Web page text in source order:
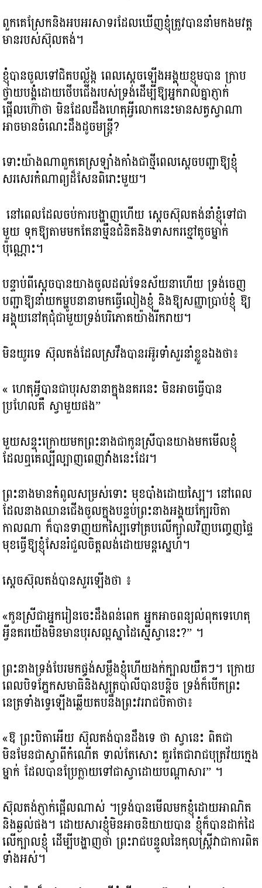
ពួកគេស្រែកនិងអបអរសាទរដែលឃើញ​ខ្ញុំត្រូវបាននាំមកងម​វត្ត
មានរបស់ស៊ុលតង់។
ខ្ញុំបានចូលទៅជិតបល្ល័ង្ក ពេលស្តេច​ឡើងអង្គុយខ្ញុមបាន​ ក្រាប
ថ្វាយបង្គំដោយថើបជើងរបស់ទ្រង់​ដើម្បីឱ្យអ្នករាល់គ្នាភ្ញាក់
ផ្អើលហ៊ោថា មិនដែលដឹងហេតុអ្វីលោកនេះមាន​សត្វស្វាណា
អាចមានចំណេះ​ដឹងដូចមន្ត្រី?
ទោះយ៉ាងណា​ពួកគេ​ស្រឡាំងកាំងជាថ្មីពេលស្តេចបញ្ជាឱ្យខ្ញុំ
សរសេរកំណាព្យ​ដ៏សែនពិរោះមួយ។
នៅពេលដែលចប់ការបង្ហាញហើយ ស្តេចស៊ុលតង់នាំខ្ញុំទៅជា
មួយ​ ទុកឱ្យតាមមក​តែនាម្មឺនជំនិតនិងទាសករខ្មៅតូចម្នាក់
ប៉ុណ្ណោះ។
បន្ទាប់ពីស្តេចបានយាងចូលដល់ទែនស័យនាហើយ ទ្រង់ចេញ​
បញ្ជាឱ្យនាំយកម្ហូបនានា​មកធ្វើលៀងខ្ញុំ និង​ឱ្យសញ្ញាប្រាប់ខ្ញុំ ឱ្យ
អង្គុយនៅតុជុំជាមួយទ្រង់បរិភោគយ៉ាងរីករាយ។
មិនយូរទេ ស៊ុលតង់ដែលស្រវឹងបានរអ៊ូរទាំសួរនាំខ្លួនឯងថា៖
« ហេតុអ្វីបានជាបុរសនានាក្នុងនគរនេះ មិនអាចធ្វើបាន
ប្រហែលគឺ ស្វាមួយផង”
មួយសន្ទុះក្រោយមកព្រះនាងជាកូនស្រីបានយាងមកមើលខ្ញុំ
ដែលឮគេល្បីល្បាញពេញវាំង​នេះ​ដែរ។
ព្រះនាងមានកំពូលសម្រស់ទោះ មុខបាំងដោយស្បៃ។ នៅពេល
ដែលនាងឈានជើងចូលក្នុងបន្ទប់ព្រះនាងអង្គុយក្បែរបិតា
កាលណា ក៏បានទាញយកស្បៃទៅគ្របលើក្បាលវិញបញ្ចេញ​ផ្ទៃ
មុខធ្វើឱ្យខ្ញុំសែនរំជួលចិត្ត​លង់ដោយមន្តស្នេហ៍។
ស្តេចស៊ុលតង់បានសួរឡើងថា ៖
«កូនស្រីជាអ្នករៀនចេះដឹងពន់ពេក អ្នកអាចពន្យល់ពុកទេហេតុ
អ្វីនគរយើងមិនមាន​បុរសល្អ​ស្នាដៃ​ស្មើស្វានេះ?” ។
ព្រះនាងទ្រង់បែរមកផ្ចង់សម្លឹង​ខ្ញុំហើយ​ងក់ក្បាលយឺតៗ​។ ក្រោយ
ពេលបិទភ្នែកសមាធិនិងសូត្របាលីបានបន្តិច ទ្រង់​ក៏បើកព្រះ
នេត្រទាំងទ្វេឡើង​ឆ្លើយតបនឹងព្រះវររាជបិតាថា៖
«ឱ ព្រះបិតាអើយ ស៊ុលតង់បានដឹងទេ ថា ស្វានេះ ពិតជា
មិនមែនជាស្វាពីកំណើត ទាល់តែសោះ គួរតែជារាជបុត្រវ័យក្មេង
ម្នាក់ ដែលបានប្រែក្លាយទៅជាស្វាដោយបណ្តាសារ” ។
ស៊ុលតង់ភ្ញាក់ផ្អើលណាស់ ។​ទ្រង់បានមើលមកខ្ញុំដោយអាណិត
និងឆ្ងល់ផង។ ដោយសារខ្ញុំមិនអាចនិយាយបាន ខ្ញុំក៏បានដាក់ដៃ
លើក្បាលខ្ញុំ ដើម្បីបង្ហាញថា ព្រះ​រាជបន្ទូល​នៃកុលស្ត្រីវាជាការពិត
ទាំងអស់។